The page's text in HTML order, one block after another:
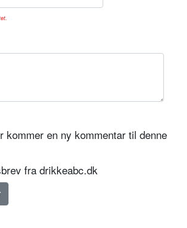
kommer en ny kommentar til denne
fra drikkeabc.dk